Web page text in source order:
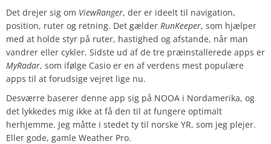
Det drejer sig om ViewRanger, der er ideelt til navigation,
position, ruter og retning. Det gælder RunKeeper, som hjælper
med at holde styr på ruter, hastighed og afstande, når man
vandrer eller cykler. Sidste ud af de tre præinstallerede apps er
MyRadar, som ifølge Casio er en af verdens mest populære
apps til at forudsige vejret lige nu.
Desværre baserer denne app sig på NOOA i Nordamerika, og
det lykkedes mig ikke at få den til at fungere optimalt
herhjemme. Jeg måtte i stedet ty til norske YR, som jeg plejer.
Eller gode, gamle Weather Pro.